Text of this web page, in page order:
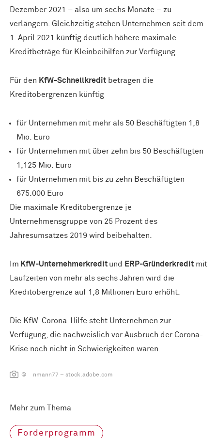
Dezember 2021 – also um sechs Monate – zu
verlängern. Gleichzeitig stehen Unternehmen seit dem
1. April 2021 künftig deutlich höhere maximale
Kreditbeträge für Kleinbeihilfen zur Verfügung.
Für den KfW-Schnellkredit betragen die
Kreditobergrenzen künftig
für Unternehmen mit mehr als 50 Beschäftigten 1,8
Mio. Euro
für Unternehmen mit über zehn bis 50 Beschäftigten
1,125 Mio. Euro
für Unternehmen mit bis zu zehn Beschäftigten
675.000 Euro
Die maximale Kreditobergrenze je
Unternehmensgruppe von 25 Prozent des
Jahresumsatzes 2019 wird beibehalten.
Im KfW-Unternehmerkredit und ERP-Gründerkredit mit
Laufzeiten von mehr als sechs Jahren wird die
Kreditobergrenze auf 1,8 Millionen Euro erhöht.
Die KfW-Corona-Hilfe steht Unternehmen zur
Verfügung, die nachweislich vor Ausbruch der Corona-
Krise noch nicht in Schwierigkeiten waren.
© nmann77 – stock.adobe.com
Mehr zum Thema
Förderprogramm